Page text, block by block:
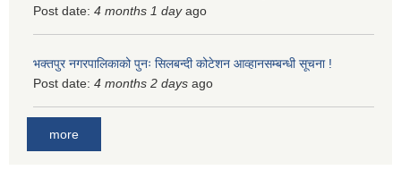
Post date: 4 months 1 dayago
भक्तपुर नगरपालिकाको पुनः सिलबन्दी कोटेशन आव्हानसम्बन्धी सूचना !
Post date: 4 months 2 days ago
more